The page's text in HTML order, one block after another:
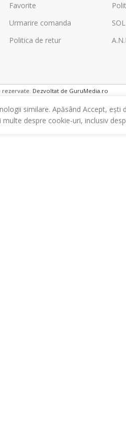
Favorite
Urmarire comanda
Politica de retur
SOL
rezervate. Dezvoltat de GuruMedia.ro
similare. Apăsând Accept, ești
despre cookie-uri, inclusiv